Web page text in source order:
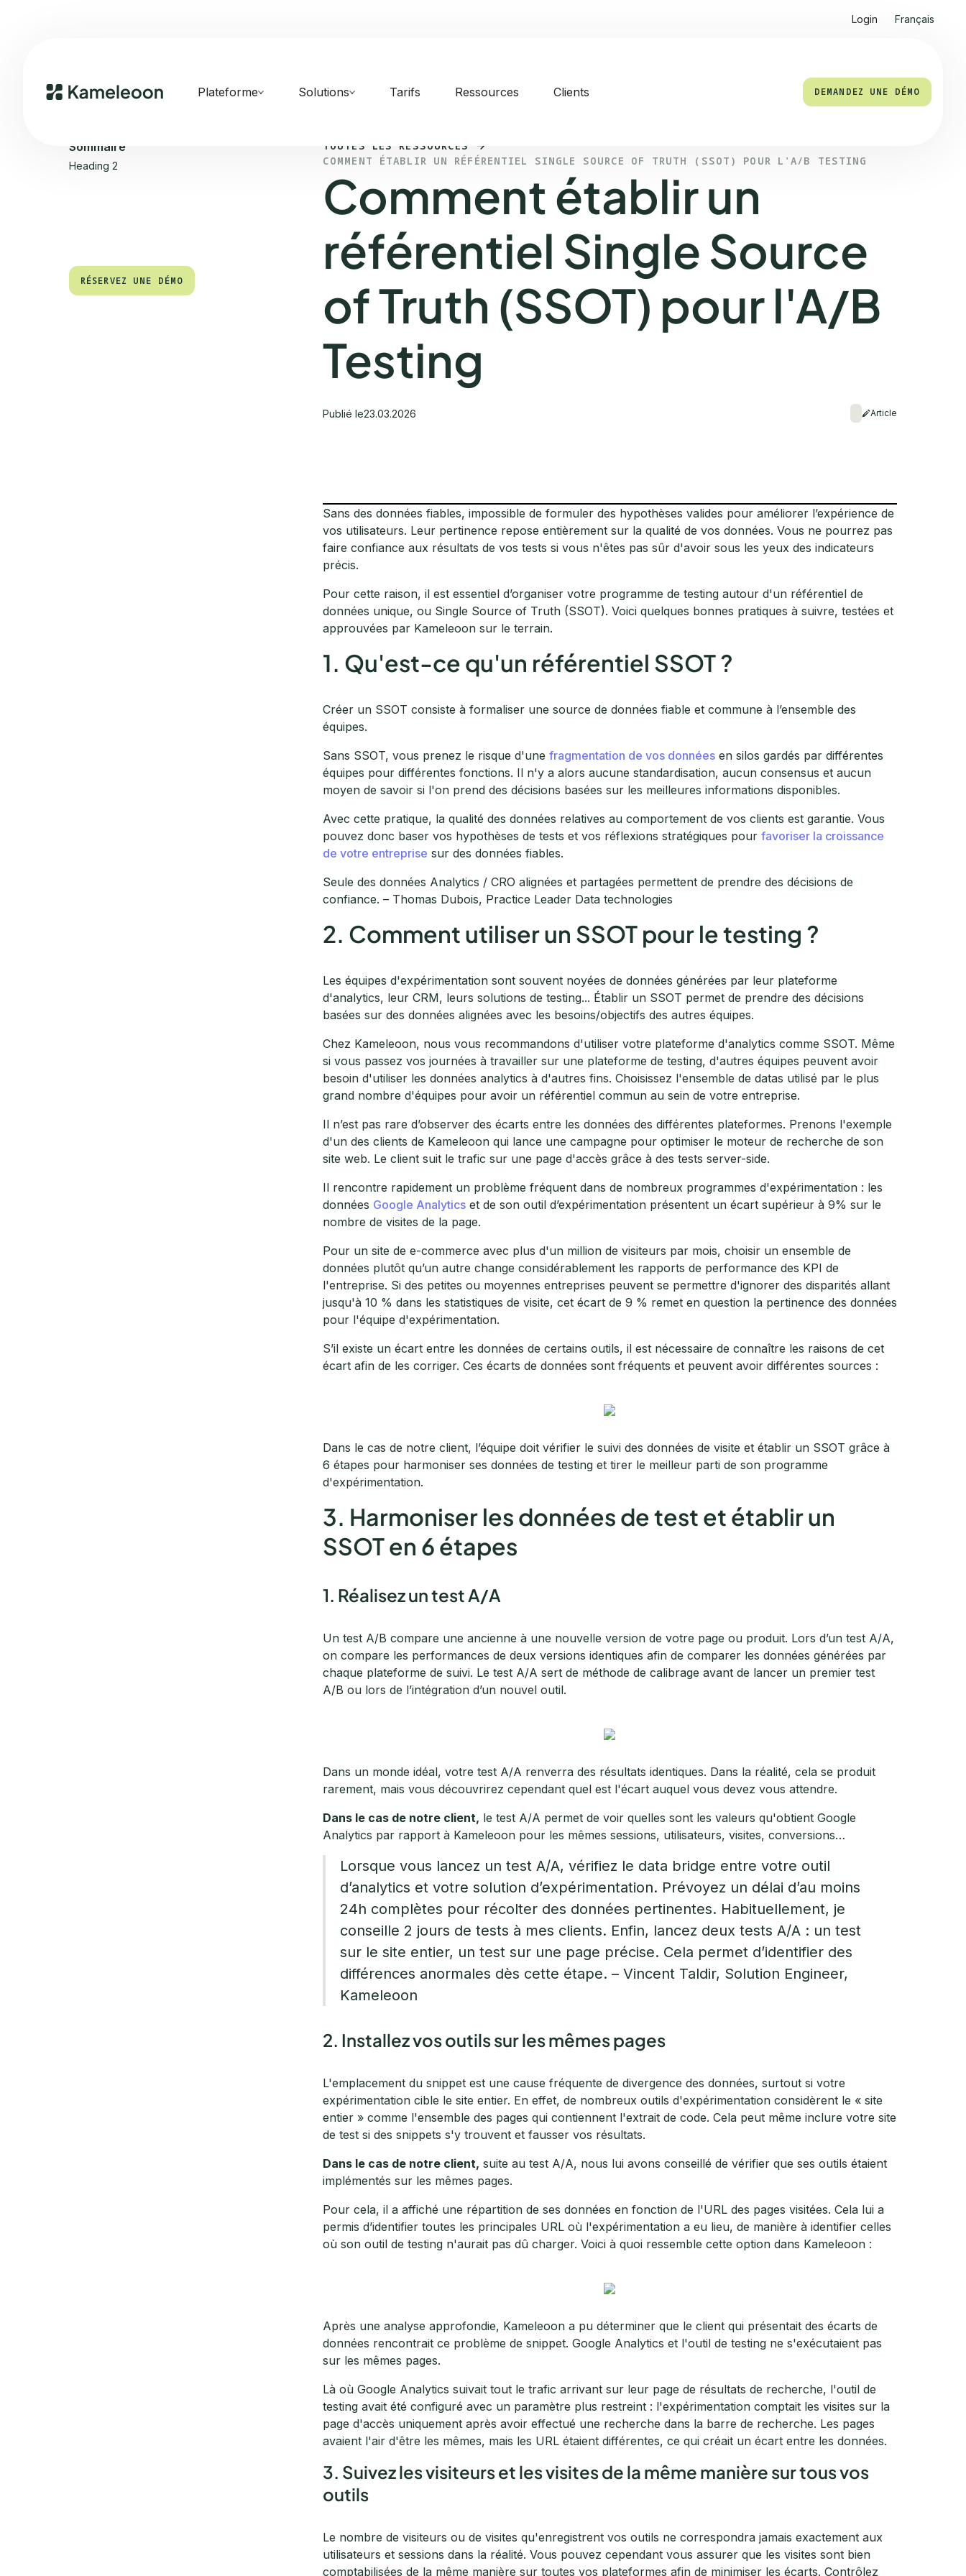
Login Français
Plateforme Solutions Tarifs Ressources Clients DEMANDEZ UNE DÉMO
Sommaire
Heading 2
RÉSERVEZ UNE DÉMO
TOUTES LES RESSOURCES
COMMENT ÉTABLIR UN RÉFÉRENTIEL SINGLE SOURCE OF TRUTH (SSOT) POUR L'A/B TESTING
Comment établir un
référentiel Single Source
of Truth (SSOT) pour l'A/B
Testing
Publié le23.03.2026 Article
Sans des données fiables, impossible de formuler des hypothèses valides pour améliorer l’expérience de
vos utilisateurs. Leur pertinence repose entièrement sur la qualité de vos données. Vous ne pourrez pas
faire confiance aux résultats de vos tests si vous n'êtes pas sûr d'avoir sous les yeux des indicateurs
précis.
Pour cette raison, il est essentiel d’organiser votre programme de testing autour d'un référentiel de
données unique, ou Single Source of Truth (SSOT). Voici quelques bonnes pratiques à suivre, testées et
approuvées par Kameleoon sur le terrain.
1. Qu'est-ce qu'un référentiel SSOT ?
Créer un SSOT consiste à formaliser une source de données fiable et commune à l’ensemble des
équipes.
Sans SSOT, vous prenez le risque d'une fragmentation de vos donnéesen silos gardés par différentes
équipes pour différentes fonctions. Il n'y a alors aucune standardisation, aucun consensus et aucun
moyen de savoir si l'on prend des décisions basées sur les meilleures informations disponibles.
Avec cette pratique, la qualité des données relatives au comportement de vos clients est garantie. Vous
pouvez donc baser vos hypothèses de tests et vos réflexions stratégiques pour favoriser la croissance
de votre entreprise sur des données fiables.
Seule des données Analytics / CRO alignées et partagées permettent de prendre des décisions de
confiance. – Thomas Dubois, Practice Leader Data technologies
2. Comment utiliser un SSOT pour le testing ?
Les équipes d'expérimentation sont souvent noyées de données générées par leur plateforme
d'analytics, leur CRM, leurs solutions de testing... Établir un SSOT permet de prendre des décisions
basées sur des données alignées avec les besoins/objectifs des autres équipes.
Chez Kameleoon, nous vous recommandons d'utiliser votre plateforme d'analytics comme SSOT. Même
si vous passez vos journées à travailler sur une plateforme de testing, d'autres équipes peuvent avoir
besoin d'utiliser les données analytics à d'autres fins. Choisissez l'ensemble de datas utilisé par le plus
grand nombre d'équipes pour avoir un référentiel commun au sein de votre entreprise.
Il n’est pas rare d’observer des écarts entre les données des différentes plateformes. Prenons l'exemple
d'un des clients de Kameleoon qui lance une campagne pour optimiser le moteur de recherche de son
site web. Le client suit le trafic sur une page d'accès grâce à des tests server-side.
Il rencontre rapidement un problème fréquent dans de nombreux programmes d'expérimentation : les
données Google Analyticset de son outil d’expérimentation présentent un écart supérieur à 9% sur le
nombre de visites de la page.
Pour un site de e-commerce avec plus d'un million de visiteurs par mois, choisir un ensemble de
données plutôt qu’un autre change considérablement les rapports de performance des KPI de
l'entreprise. Si des petites ou moyennes entreprises peuvent se permettre d'ignorer des disparités allant
jusqu'à 10 % dans les statistiques de visite, cet écart de 9 % remet en question la pertinence des données
pour l'équipe d'expérimentation.
S’il existe un écart entre les données de certains outils, il est nécessaire de connaître les raisons de cet
écart afin de les corriger. Ces écarts de données sont fréquents et peuvent avoir différentes sources :
Dans le cas de notre client, l’équipe doit vérifier le suivi des données de visite et établir un SSOT grâce à
6 étapes pour harmoniser ses données de testing et tirer le meilleur parti de son programme
d'expérimentation.
3. Harmoniser les données de test et établir un
SSOT en 6 étapes
1. Réalisez un test A/A
Un test A/B compare une ancienne à une nouvelle version de votre page ou produit. Lors d’un test A/A,
on compare les performances de deux versions identiques afin de comparer les données générées par
chaque plateforme de suivi. Le test A/A sert de méthode de calibrage avant de lancer un premier test
A/B ou lors de l’intégration d’un nouvel outil.
Dans un monde idéal, votre test A/A renverra des résultats identiques. Dans la réalité, cela se produit
rarement, mais vous découvrirez cependant quel est l'écart auquel vous devez vous attendre.
Dans le cas de notre client, le test A/A permet de voir quelles sont les valeurs qu'obtient Google
Analytics par rapport à Kameleoon pour les mêmes sessions, utilisateurs, visites, conversions…
Lorsque vous lancez un test A/A, vérifiez le data bridge entre votre outil
d’analytics et votre solution d’expérimentation. Prévoyez un délai d’au moins
24h complètes pour récolter des données pertinentes. Habituellement, je
conseille 2 jours de tests à mes clients. Enfin, lancez deux tests A/A : un test
sur le site entier, un test sur une page précise. Cela permet d’identifier des
différences anormales dès cette étape. – Vincent Taldir, Solution Engineer,
Kameleoon
2. Installez vos outils sur les mêmes pages
L'emplacement du snippet est une cause fréquente de divergence des données, surtout si votre
expérimentation cible le site entier. En effet, de nombreux outils d'expérimentation considèrent le « site
entier » comme l'ensemble des pages qui contiennent l'extrait de code. Cela peut même inclure votre site
de test si des snippets s'y trouvent et fausser vos résultats.
Dans le cas de notre client, suite au test A/A, nous lui avons conseillé de vérifier que ses outils étaient
implémentés sur les mêmes pages.
Pour cela, il a affiché une répartition de ses données en fonction de l'URL des pages visitées. Cela lui a
permis d’identifier toutes les principales URL où l'expérimentation a eu lieu, de manière à identifier celles
où son outil de testing n'aurait pas dû charger. Voici à quoi ressemble cette option dans Kameleoon :
Après une analyse approfondie, Kameleoon a pu déterminer que le client qui présentait des écarts de
données rencontrait ce problème de snippet. Google Analytics et l'outil de testing ne s'exécutaient pas
sur les mêmes pages.
Là où Google Analytics suivait tout le trafic arrivant sur leur page de résultats de recherche, l'outil de
testing avait été configuré avec un paramètre plus restreint : l'expérimentation comptait les visites sur la
page d'accès uniquement après avoir effectué une recherche dans la barre de recherche. Les pages
avaient l'air d'être les mêmes, mais les URL étaient différentes, ce qui créait un écart entre les données.
3. Suivez les visiteurs et les visites de la même manière sur tous vos
outils
Le nombre de visiteurs ou de visites qu'enregistrent vos outils ne correspondra jamais exactement aux
utilisateurs et sessions dans la réalité. Vous pouvez cependant vous assurer que les visites sont bien
comptabilisées de la même manière sur toutes vos plateformes afin de minimiser les écarts. Contrôlez